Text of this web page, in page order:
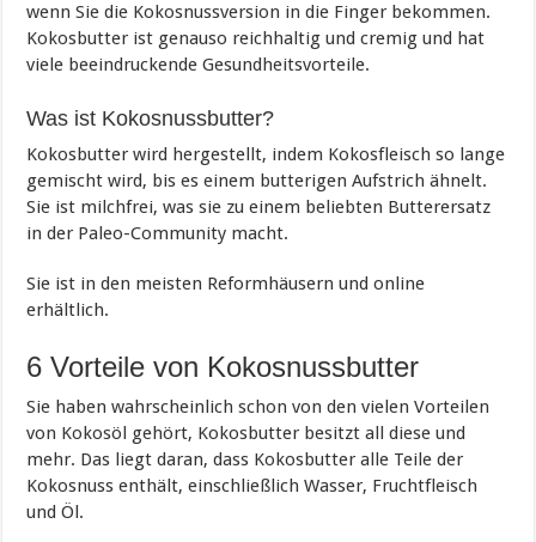
wenn Sie die Kokosnussversion in die Finger bekommen.
Kokosbutter ist genauso reichhaltig und cremig und hat
viele beeindruckende Gesundheitsvorteile.
Was ist Kokosnussbutter?
Kokosbutter wird hergestellt, indem Kokosfleisch so lange
gemischt wird, bis es einem butterigen Aufstrich ähnelt.
Sie ist milchfrei, was sie zu einem beliebten Butterersatz
in der Paleo-Community macht.
Sie ist in den meisten Reformhäusern und online
erhältlich.
6 Vorteile von Kokosnussbutter
Sie haben wahrscheinlich schon von den vielen Vorteilen
von Kokosöl gehört, Kokosbutter besitzt all diese und
mehr. Das liegt daran, dass Kokosbutter alle Teile der
Kokosnuss enthält, einschließlich Wasser, Fruchtfleisch
und Öl.